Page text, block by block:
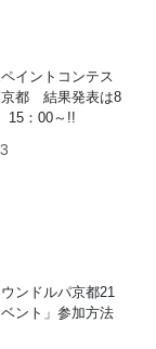
ペイントコンテス
京都 結果発表は8
15：00～!!
ウンドルパ京都21
ント」参加方法